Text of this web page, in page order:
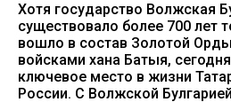
Хотя государство Волжская
существовало более 700 лет
вошло в состав Золотой
войсками хана Батыя,
ключевое место в жизни
России. С Волжской